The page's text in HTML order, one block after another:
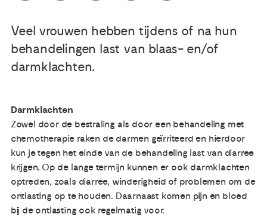
Veel vrouwen hebben tijdens of na hun
behandelingen last van blaas- en/of
darmklachten.
Darmklachten
Zowel door de bestraling als door een behandeling met
chemotherapie raken de darmen geïrriteerd en hierdoor
kun je tegen het einde van de behandeling last van diarree
krijgen. Op de lange termijn kunnen er ook darmklachten
optreden, zoals diarree, winderigheid of problemen om de
ontlasting op te houden. Daarnaast komen pijn en bloed
bij de ontlasting ook regelmatig voor.